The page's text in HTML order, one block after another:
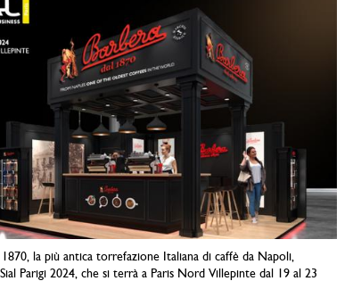
la più antica torrefazione Italiana di caffè da Napoli,
Parigi 2024, che si terrà a Paris Nord Villepinte dal 19 al 23